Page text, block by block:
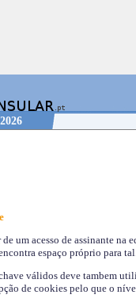
um acesso de assinante
espaço próprio para
válidos deve tambem
de cookies pelo que o